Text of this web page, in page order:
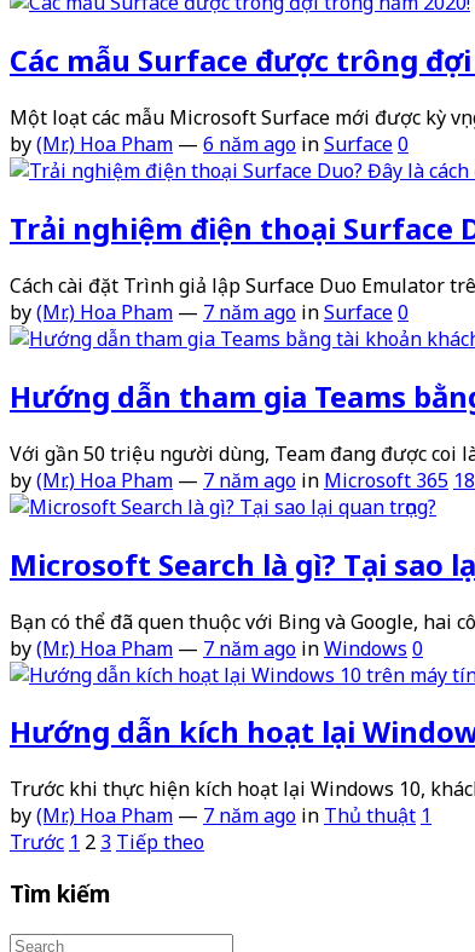
Các mẫu Surface được trông
Một loạt các mẫu Microsoft Surface mới được kỳ
by(Mr.) Hoa Pham — 6 năm ago inSurface0
Trải nghiệm điện thoại Surface
Cách cài đặt Trình giả lập Surface Duo Emulator
by(Mr.) Hoa Pham — 7 năm ago inSurface0
Hướng dẫn tham gia Teams
Với gần 50 triệu người dùng, Team đang được coi
by(Mr.) Hoa Pham — 7 năm ago in Microsoft 365 18
Microsoft Search là gì? Tại sao
Bạn có thể đã quen thuộc với Bing và Google, hai
by(Mr.) Hoa Pham — 7 năm ago inWindows 0
Hướng dẫn kích hoạt lại
Trước khi thực hiện kích hoạt lại Windows 10,
by(Mr.) Hoa Pham — 7 năm ago in Thủ thuật 1
Phân
trang
bài
Trước 1 2 3 Tiếp theo
Tìm kiếm